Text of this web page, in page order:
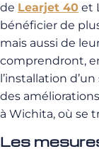
de Learjet 40 et
bénéficier de
mais aussi de
comprendront,
l’installation
des
à Wichita, où se
Les